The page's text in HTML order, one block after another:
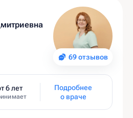
69 отзывов
6 лет
Подробнее
о враче